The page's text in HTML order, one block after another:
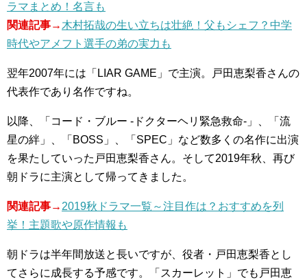
ラマまとめ！名言も
関連記事→ 木村拓哉の生い立ちは壮絶！父もシェフ？中学
時代やアメフト選手の弟の実力も
翌年2007年には「LIAR GAME」で主演。戸田恵梨香さんの
代表作であり名作ですね。
以降、「コード・ブルー -ドクターヘリ緊急救命-」、「流
星の絆」、「BOSS」、「SPEC」など数多くの名作に出演
を果たしていった戸田恵梨香さん。そして2019年秋、再び
朝ドラに主演として帰ってきました。
関連記事→ 2019秋ドラマ一覧～注目作は？おすすめを列
挙！主題歌や原作情報も
朝ドラは半年間放送と長いですが、役者・戸田恵梨香とし
てさらに成長する予感です。「スカーレット」でも戸田恵